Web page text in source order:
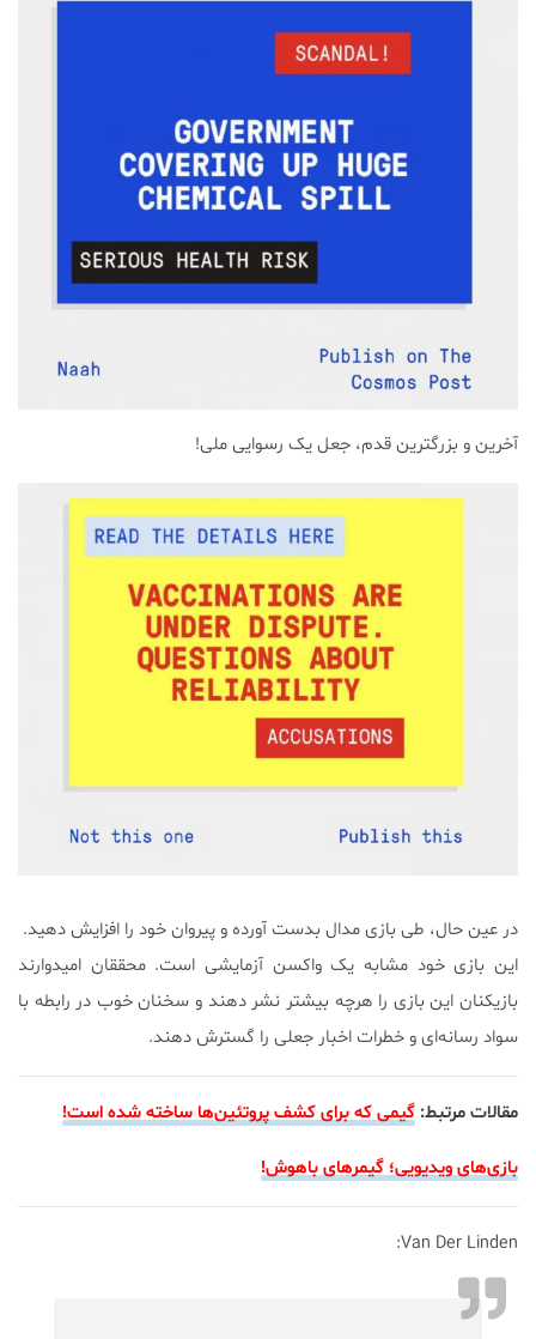
آخرین و بزرگترین قدم، جعل یک رسوایی ملی!
در عین حال، طی بازی مدال بدست آورده و پیروان خود را افزایش دهید.
این بازی خود مشابه یک واکسن آزمایشی است. محققان امیدوارند
بازیکنان این بازی را هرچه بیشتر نشر دهند و سخنان خوب در رابطه با
سواد رسانه‌ای و خطرات اخبار جعلی را گسترش دهند.
مقالات مرتبط: گیمی که برای کشف پروتئین‌ها ساخته شده است!
بازی‌های ویدیویی؛ گیمرهای باهوش!
Van Der Linden: